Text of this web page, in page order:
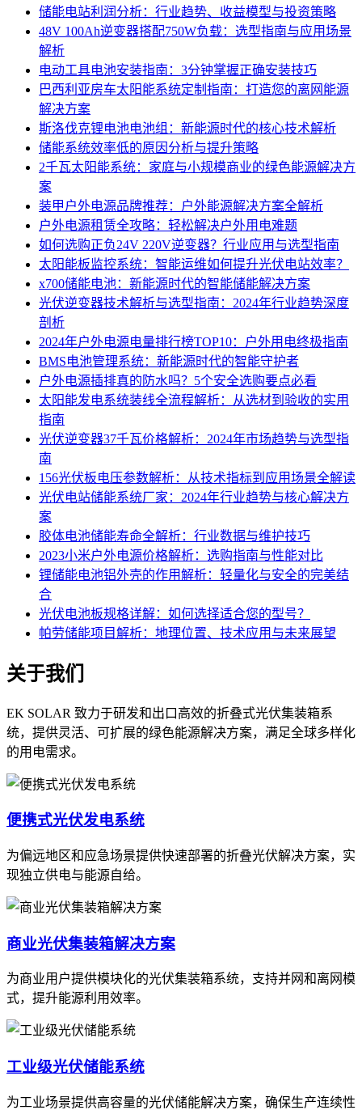
储能电站利润分析：行业趋势、收益模型与投资策略
48V 100Ah逆变器搭配750W负载：选型指南与应用场景
解析
电动工具电池安装指南：3分钟掌握正确安装技巧
巴西利亚房车太阳能系统定制指南：打造您的离网能源
解决方案
斯洛伐克锂电池电池组：新能源时代的核心技术解析
储能系统效率低的原因分析与提升策略
2千瓦太阳能系统：家庭与小规模商业的绿色能源解决方
案
装甲户外电源品牌推荐：户外能源解决方案全解析
户外电源租赁全攻略：轻松解决户外用电难题
如何选购正负24V 220V逆变器？行业应用与选型指南
太阳能板监控系统：智能运维如何提升光伏电站效率？
x700储能电池：新能源时代的智能储能解决方案
光伏逆变器技术解析与选型指南：2024年行业趋势深度
剖析
2024年户外电源电量排行榜TOP10：户外用电终极指南
BMS电池管理系统：新能源时代的智能守护者
户外电源插排真的防水吗？5个安全选购要点必看
太阳能发电系统装线全流程解析：从选材到验收的实用
指南
光伏逆变器37千瓦价格解析：2024年市场趋势与选型指
南
156光伏板电压参数解析：从技术指标到应用场景全解读
光伏电站储能系统厂家：2024年行业趋势与核心解决方
案
胶体电池储能寿命全解析：行业数据与维护技巧
2023小米户外电源价格解析：选购指南与性能对比
锂储能电池铝外壳的作用解析：轻量化与安全的完美结
合
光伏电池板规格详解：如何选择适合您的型号？
帕劳储能项目解析：地理位置、技术应用与未来展望
关于我们
EK SOLAR 致力于研发和出口高效的折叠式光伏集装箱系
统，提供灵活、可扩展的绿色能源解决方案，满足全球多样化
的用电需求。
便携式光伏发电系统
为偏远地区和应急场景提供快速部署的折叠光伏解决方案，实
现独立供电与能源自给。
商业光伏集装箱解决方案
为商业用户提供模块化的光伏集装箱系统，支持并网和离网模
式，提升能源利用效率。
工业级光伏储能系统
为工业场景提供高容量的光伏储能解决方案，确保生产连续性